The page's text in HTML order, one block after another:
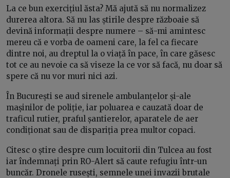
La ce bun exercițiul ăsta? Mă ajută să nu normalizez
durerea altora. Să nu las știrile despre războaie să
devină informații despre numere – să-mi amintesc
mereu că e vorba de oameni care, la fel ca fiecare
dintre noi, au dreptul la o viață în pace, în care găsesc
tot ce au nevoie ca să viseze la ce vor să facă, nu doar să
spere că nu vor muri nici azi.
În București se aud sirenele ambulanțelor și-ale
mașinilor de poliție, iar poluarea e cauzată doar de
traficul rutier, praful șantierelor, aparatele de aer
condiționat sau de dispariția prea multor copaci.
Citesc o știre despre cum locuitorii din Tulcea au fost
iar îndemnați prin RO-Alert să caute refugiu într-un
buncăr. Dronele rusești, semnele unei invazii brutale